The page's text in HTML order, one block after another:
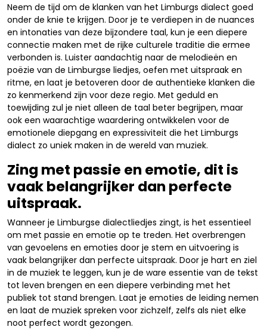
Neem de tijd om de klanken van het Limburgs dialect goed
onder de knie te krijgen. Door je te verdiepen in de nuances
en intonaties van deze bijzondere taal, kun je een diepere
connectie maken met de rijke culturele traditie die ermee
verbonden is. Luister aandachtig naar de melodieën en
poëzie van de Limburgse liedjes, oefen met uitspraak en
ritme, en laat je betoveren door de authentieke klanken die
zo kenmerkend zijn voor deze regio. Met geduld en
toewijding zul je niet alleen de taal beter begrijpen, maar
ook een waarachtige waardering ontwikkelen voor de
emotionele diepgang en expressiviteit die het Limburgs
dialect zo uniek maken in de wereld van muziek.
Zing met passie en emotie, dit is
vaak belangrijker dan perfecte
uitspraak.
Wanneer je Limburgse dialectliedjes zingt, is het essentieel
om met passie en emotie op te treden. Het overbrengen
van gevoelens en emoties door je stem en uitvoering is
vaak belangrijker dan perfecte uitspraak. Door je hart en ziel
in de muziek te leggen, kun je de ware essentie van de tekst
tot leven brengen en een diepere verbinding met het
publiek tot stand brengen. Laat je emoties de leiding nemen
en laat de muziek spreken voor zichzelf, zelfs als niet elke
noot perfect wordt gezongen.